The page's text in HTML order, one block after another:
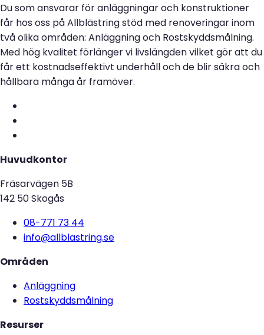
Du som ansvarar för anläggningar och konstruktioner
får hos oss på Allblästring stöd med renoveringar inom
två olika områden: Anläggning och Rostskyddsmålning.
Med hög kvalitet förlänger vi livslängden vilket gör att du
får ett kostnadseffektivt underhåll och de blir säkra och
hållbara många år framöver.
Huvudkontor
Fräsarvägen 5B
142 50 Skogås
08-771 73 44
info@allblastring.se
Områden
Anläggning
Rostskyddsmålning
Resurser